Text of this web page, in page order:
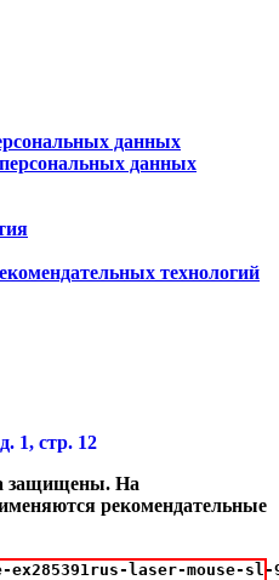
данных
данных
технологий
1, стр. 12
защищены. На
рекомендательные
laser-mouse-sl-